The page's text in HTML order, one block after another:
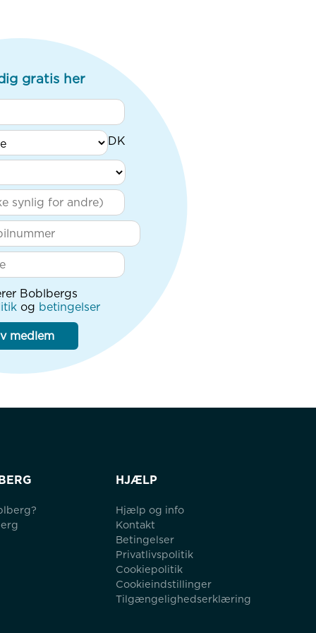
gratis her
Boblbergs
og betingelser
medlem
HJÆLP
Hjælp og info
Kontakt
Betingelser
Privatlivspolitik
Cookiepolitik
Cookieindstillinger
Tilgængelighedserklæring